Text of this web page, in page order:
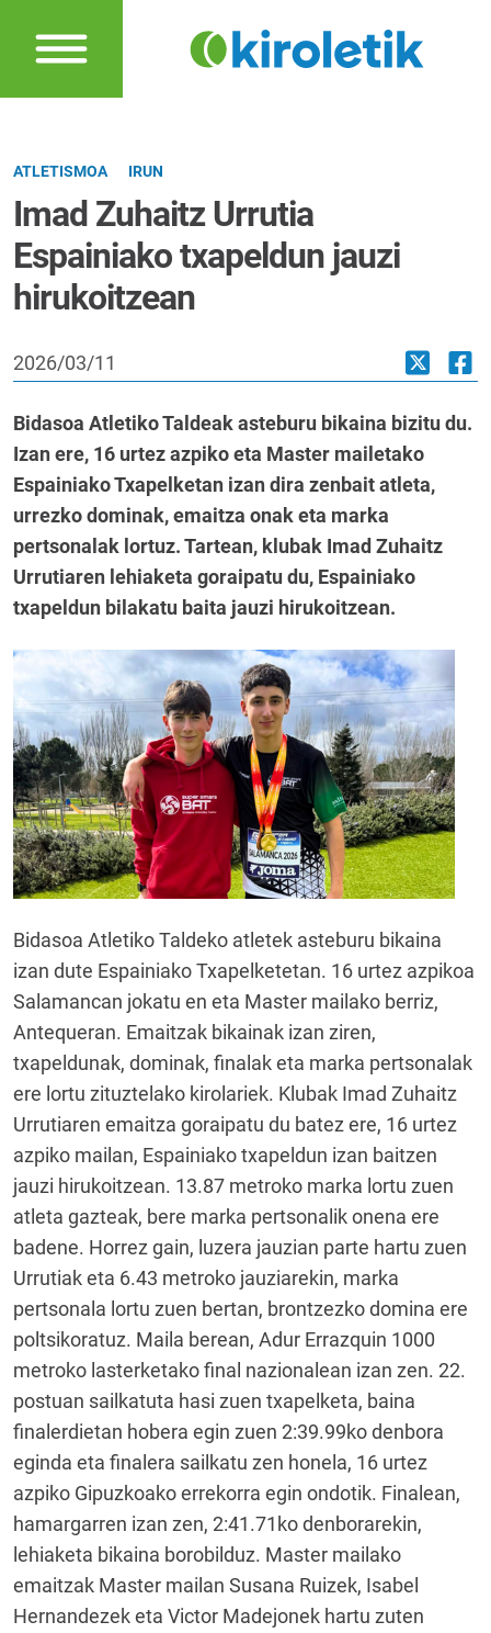
ATLETISMOA IRUN
Imad Zuhaitz Urrutia
Espainiako txapeldun jauzi
hirukoitzean
2026/03/11
Bidasoa Atletiko Taldeak asteburu bikaina bizitu du.
Izan ere, 16 urtez azpiko eta Master mailetako
Espainiako Txapelketan izan dira zenbait atleta,
urrezko dominak, emaitza onak eta marka
pertsonalak lortuz. Tartean, klubak Imad Zuhaitz
Urrutiaren lehiaketa goraipatu du, Espainiako
txapeldun bilakatu baita jauzi hirukoitzean.
Bidasoa Atletiko Taldeko atletek asteburu bikaina
izan dute Espainiako Txapelketetan. 16 urtez azpikoa
Salamancan jokatu en eta Master mailako berriz,
Antequeran. Emaitzak bikainak izan ziren,
txapeldunak, dominak, finalak eta marka pertsonalak
ere lortu zituztelako kirolariek. Klubak Imad Zuhaitz
Urrutiaren emaitza goraipatu du batez ere, 16 urtez
azpiko mailan, Espainiako txapeldun izan baitzen
jauzi hirukoitzean. 13.87 metroko marka lortu zuen
atleta gazteak, bere marka pertsonalik onena ere
badene. Horrez gain, luzera jauzian parte hartu zuen
Urrutiak eta 6.43 metroko jauziarekin, marka
pertsonala lortu zuen bertan, brontzezko domina ere
poltsikoratuz. Maila berean, Adur Errazquin 1000
metroko lasterketako final nazionalean izan zen. 22.
postuan sailkatuta hasi zuen txapelketa, baina
finalerdietan hobera egin zuen 2:39.99ko denbora
eginda eta finalera sailkatu zen honela, 16 urtez
azpiko Gipuzkoako errekorra egin ondotik. Finalean,
hamargarren izan zen, 2:41.71ko denborarekin,
lehiaketa bikaina borobilduz. Master mailako
emaitzak Master mailan Susana Ruizek, Isabel
Hernandezek eta Victor Madejonek hartu zuten